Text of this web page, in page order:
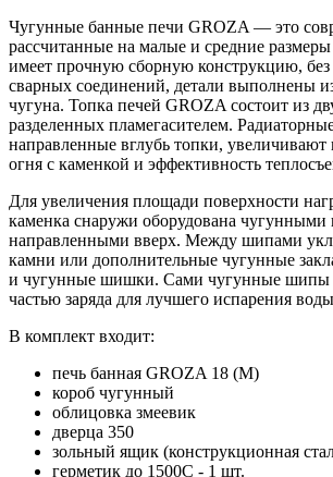
Чугунные банные печи GROZA — это
рассчитанные на малые и средние
имеет прочную сборную конструкцию, без
сварных соединений, детали выполнены
чугуна. Топка печей GROZA состоит из
разделенных пламегасителем.
направленные вглубь топки, увеличивают
огня с каменкой и эффективность
Для увеличения площади поверхности
каменка снаружи оборудована
направленными вверх. Между шипами
камни или дополнительные чугунные
и чугунные шишки. Сами чугунные шипы
частью заряда для лучшего испарения воды
В комплект входит:
печь банная GROZA 18 (М)
короб чугунный
облицовка змеевик
дверца 350
зольный ящик (конструкционная
герметик до 1500С - 1 шт.